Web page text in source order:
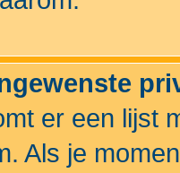
er een lijst
Als je